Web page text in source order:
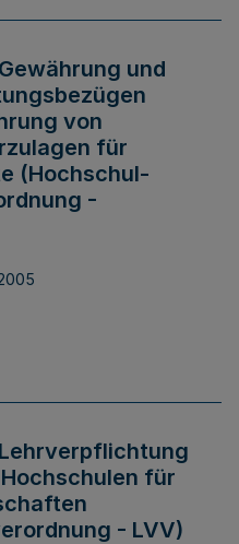
und
von
für
(Hochschul-
-
für
- LVV)